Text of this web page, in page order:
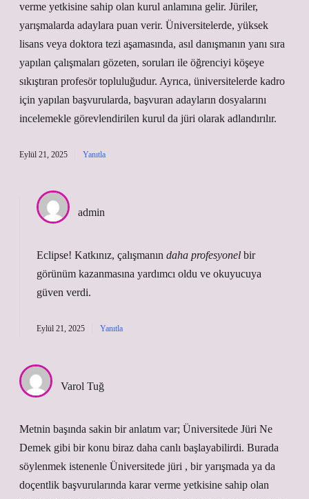
verme yetkisine sahip olan kurul anlamına gelir. Jüriler,
yarışmalarda adaylara puan verir. Üniversitelerde, yüksek
lisans veya doktora tezi aşamasında, asıl danışmanın yanı sıra
yapılan çalışmaları gözeten, soruları ile öğrenciyi köşeye
sıkıştıran profesör topluluğudur. Ayrıca, üniversitelerde kadro
için yapılan başvurularda, başvuran adayların dosyalarını
incelemekle görevlendirilen kurul da jüri olarak adlandırılır.
Eylül 21, 2025 Yanıtla
admin
Eclipse! Katkınız, çalışmanın daha profesyonel bir
görünüm kazanmasına yardımcı oldu ve okuyucuya
güven verdi.
Eylül 21, 2025 Yanıtla
Varol Tuğ
Metnin başında sakin bir anlatım var; Üniversitede Jüri Ne
Demek gibi bir konu biraz daha canlı başlayabilirdi. Burada
söylenmek istenenle Üniversitede jüri , bir yarışmada ya da
doçentlik başvurularında karar verme yetkisine sahip olan